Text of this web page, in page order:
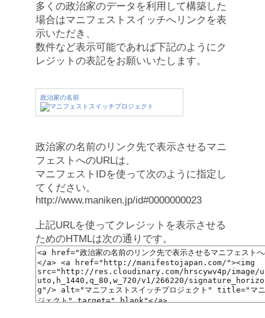
多くの政治家のデータを利用して構築した
場合はマニフェストスイッチへリンクを表
示いただき、
数件など表示可能であれば下記のようにク
レジットの表記をお願いいたします。
政治家の名前
政治家の名前のリンク先で表示させるマニ
フェストへのURLは、
マニフェストIDを使って次のように指定し
てください。
http://www.maniken.jp/id#0000000023
上記URLを使ってクレジットを表示させる
ためのHTMLは次の通りです。